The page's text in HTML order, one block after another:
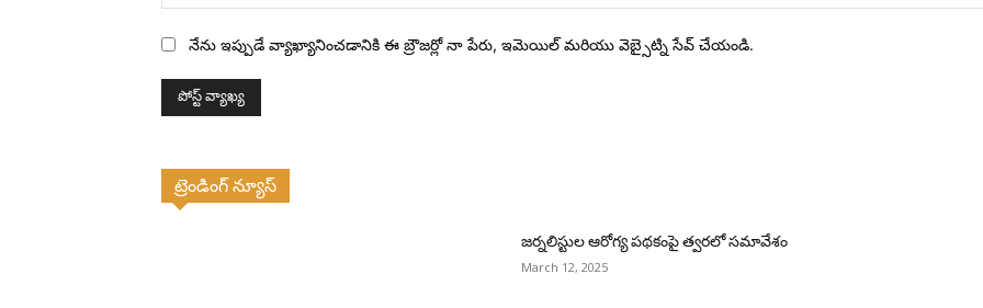
నేను ఇప్పుడే వ్యాఖ్యానించడానికి ఈ బ్రౌజర్లో నా పేరు, ఇమెయిల్ మరియు వెబ్సైట్ని సేవ్ చేయండి.
ట్రెండింగ్ న్యూస్
జర్నలిస్టుల ఆరోగ్య పథకంపై త్వరలో సమావేశం
March 12, 2025